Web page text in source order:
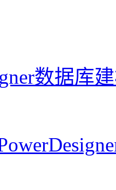
数据库